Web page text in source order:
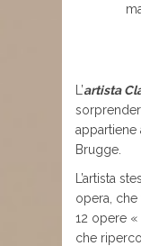
L’artista
appartiene
Brugge.
L’artista
opera,
12 opere
che